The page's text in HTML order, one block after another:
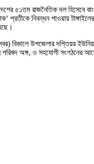
৫১তম রাজনৈতিক দল হিসেবে
প্রতীকে নিবন্ধন পাওয়ায়
বিকালে উপজেলার দপ্তিয়র
পরিষদ অঙ্গ, ও সহযোগী সংগঠনের